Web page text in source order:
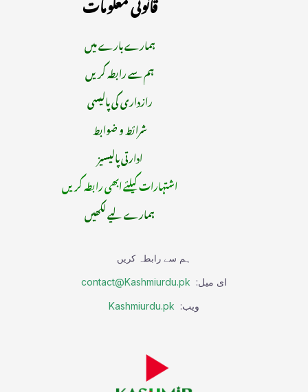
ہمارے بارے میں
ہم سے رابطہ کریں
رازداری کی پالیسی
شرائط و ضوابط
ادارتی پالیسیز
اشتہارات کیلئے ابھی رابطہ کریں
ہمارے لیے لکھیں
ہم سے رابطہ کریں
ای میل: contact@Kashmiurdu.pk
ویب: Kashmiurdu.pk